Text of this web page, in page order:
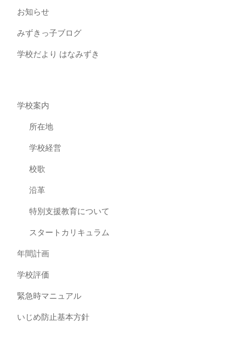
お知らせ
みずきっ子ブログ
学校だより はなみずき
学校案内
所在地
学校経営
校歌
沿革
特別支援教育について
スタートカリキュラム
年間計画
学校評価
緊急時マニュアル
いじめ防止基本方針